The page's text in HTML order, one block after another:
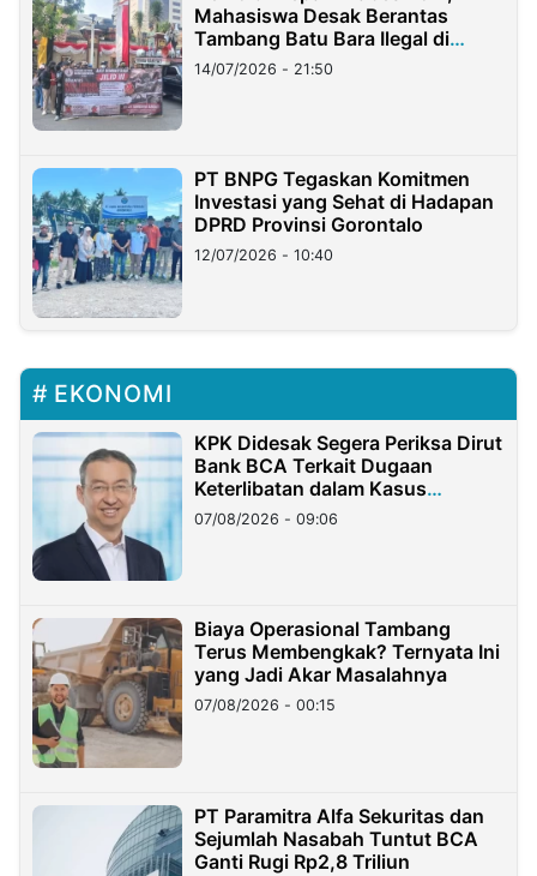
Mahasiswa Desak Berantas
Tambang Batu Bara Ilegal di
Lampung
14/07/2026 - 21:50
PT BNPG Tegaskan Komitmen
Investasi yang Sehat di Hadapan
DPRD Provinsi Gorontalo
12/07/2026 - 10:40
EKONOMI
KPK Didesak Segera Periksa Dirut
Bank BCA Terkait Dugaan
Keterlibatan dalam Kasus
Hilangnya Dana Nasabah Rp2,58
Miliar
07/08/2026 - 09:06
Biaya Operasional Tambang
Terus Membengkak? Ternyata Ini
yang Jadi Akar Masalahnya
07/08/2026 - 00:15
PT Paramitra Alfa Sekuritas dan
Sejumlah Nasabah Tuntut BCA
Ganti Rugi Rp2,8 Triliun